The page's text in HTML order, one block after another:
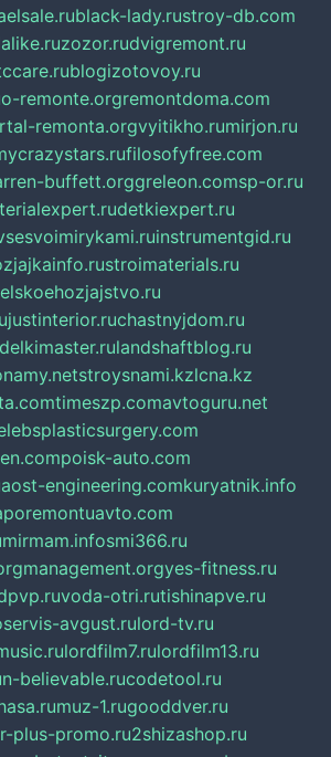
black-lady.rustroy-db.com
zozor.rudvigremont.ru
blogizotovoy.ru
o-remonte.orgremontdoma.com
remonta.orgvyitikho.rumirjon.ru
filosofyfree.com
buffett.orggreleon.comsp-or.ru
detkiexpert.ru
instrumentgid.ru
stroimaterials.ru
justinterior.ruchastnyjdom.ru
landshaftblog.ru
stroysnami.kzlcna.kz
timeszp.comavtoguru.net
poisk-auto.com
ost-engineering.comkuryatnik.info
poremontuavto.com
mirmam.infosmi366.ru
yes-fitness.ru
voda-otri.rutishinapve.ru
avgust.rulord-tv.ru
lordfilm7.rulordfilm13.ru
believable.rucodetool.ru
muz-1.rugooddver.ru
plus-promo.ru2shizashop.ru